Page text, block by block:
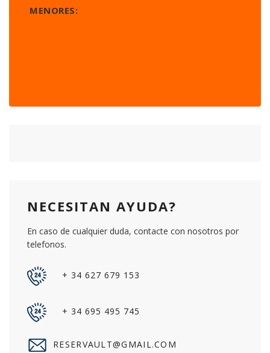
MENORES:
NECESITAN AYUDA?
En caso de cualquier duda, contacte con nosotros por
telefonos.
+ 34 627 679 153
+ 34 695 495 745
RESERVAULT@GMAIL.COM